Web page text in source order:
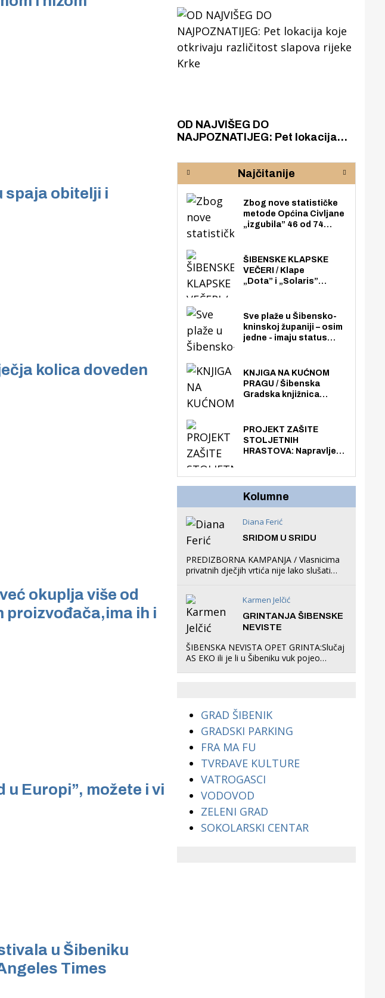
spaja obitelji i
kolica doveden
okuplja više od
proizvođača,ima ih i
Europi”, možete i vi
u Šibeniku
Times
OD NAJVIŠEG DO
NAJPOZNATIJEG: Pet lokacija
rijeke Krke
Najčitanije
Zbog nove statističke
metode Općina Civljane
„izgubila” 46 od 74
nego radno sposobnih
osoba među svojih 170
stanovnika.
ŠIBENSKE KLAPSKE
VEČERI / Klape
„Dota” i „Solaris”
loži
Sve plaže u Šibensko-
kninskoj županiji – osim
jedne - imaju status
općoj upotrebi. Pristup
je slobodan i besplatan
za sve građane i
KNJIGA NA KUĆNOM
PRAGU / Šibenska
Gradska knjižnica
knjiga na kućnu adresu
električnim biciklom.
PROJEKT ZAŠITE
STOLJETNIH
HRASTOVA: Napravljen
Kolumne
Diana Ferić
SRIDOM U SRIDU
PREDIZBORNA KAMPANJA / Vlasnicima
privatnih dječjih vrtića nije lako slušati
što oni rade u Šibeniku ne postoji
Karmen Jelčić
GRINTANJA ŠIBENSKE
NEVISTE
ŠIBENSKA NEVISTA OPET GRINTA:Slučaj
AS EKO ili je li u Šibeniku vuk pojeo
GRAD ŠIBENIK
GRADSKI PARKING
FRA MA FU
TVRĐAVE KULTURE
VATROGASCI
VODOVOD
ZELENI GRAD
SOKOLARSKI CENTAR